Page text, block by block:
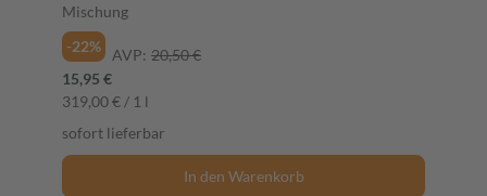
Mischung
-22%
AVP: 20,50 €
15,95 €
319,00 € / 1 l
sofort lieferbar
In den Warenkorb